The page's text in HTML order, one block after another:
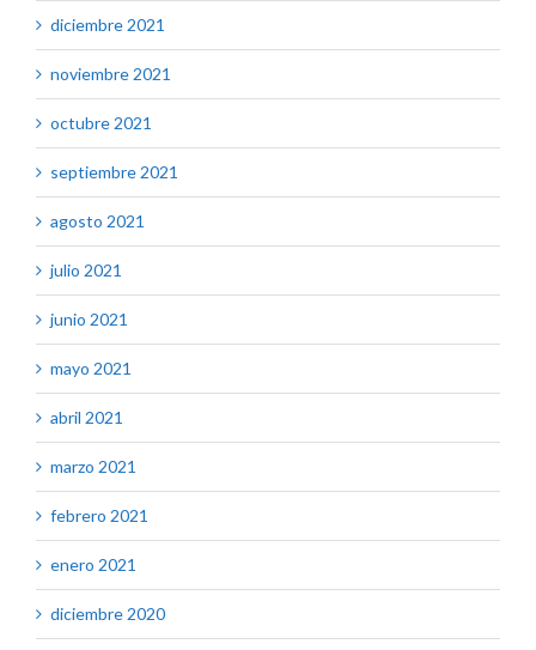
diciembre 2021
noviembre 2021
octubre 2021
septiembre 2021
agosto 2021
julio 2021
junio 2021
mayo 2021
abril 2021
marzo 2021
febrero 2021
enero 2021
diciembre 2020